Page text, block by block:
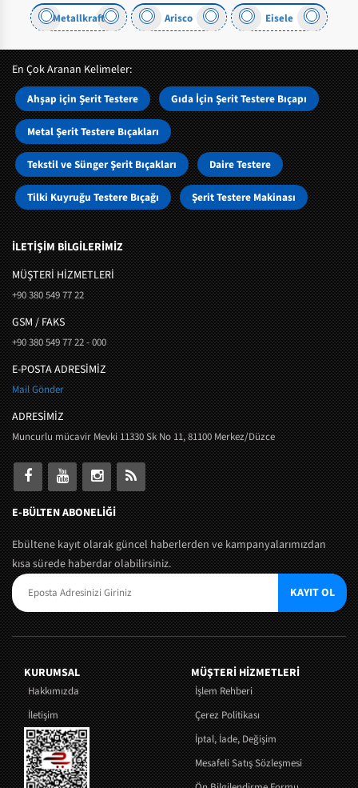
Metallkraft Arisco Eisele
En Çok Aranan Kelimeler:
Ahşap için Şerit Testere Gıda İçin Şerit Testere Bıçapı
Metal Şerit Testere Bıçakları
Tekstil ve Sünger Şerit Bıçakları Daire Testere
Tilki Kuyruğu Testere Bıçağı Şerit Testere Makinası
İLETİŞİM BİLGİLERİMİZ
MÜŞTERI HIZMETLERI
+90 380 549 77 22
GSM / FAKS
+90 380 549 77 22 - 000
E-POSTA ADRESİMİZ
Mail Gönder
ADRESİMİZ
Muncurlu mücavir Mevki 11330 Sk No 11, 81100 Merkez/Düzce
E-BÜLTEN ABONELİĞİ
Ebültene kayıt olarak güncel haberlerden ve kampanyalarımızdan
kısa sürede haberdar olabilirsiniz.
KAYIT OL
KURUMSAL
Hakkımızda
İletişim
MÜŞTERI HIZMETLERI
İşlem Rehberi
Çerez Politikası
İptal, İade, Değişim
Mesafeli Satış Sözleşmesi